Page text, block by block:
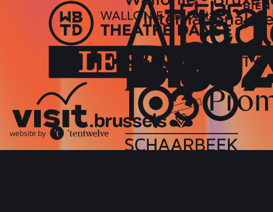
website by